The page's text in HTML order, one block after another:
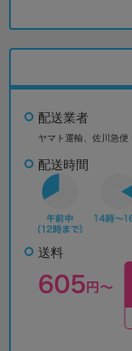
配送業者
ヤマト運輸、佐川急便
配送時間
送料